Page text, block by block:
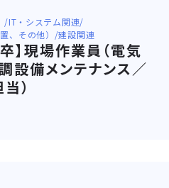
IT・システム関連
、その他）
建設関連
】現場作業員（電気
設備メンテナンス／
）